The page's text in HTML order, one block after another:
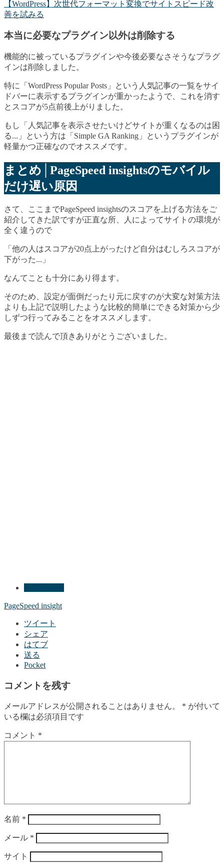
【WordPress】次世代フォーマット変換でサイトスピード改
善を試みる
本当に必要なプラグイン以外は削除する
機能的に被っているプラグインや今後必要なさそうなプラグ
インは削除しました。
特に「WordPress Popular Posts」という人気記事の一覧をサイ
ドバーに表示するプラグインが重かったようで、これを消す
とスコアが5点前後上がりました。
もし「人気記事を表示させたいけどサイトが重くなるのは困
る...」という方は「Simple GA Ranking」というプラグインが
軽量かつ正確なのでオススメです。
まとめ│PageSpeed insightsのモバイル
だけ遅い原因
さて、ここまでPageSpeed insightsのスコアを上げる方法をご
紹介してきた訳ですが正直な所、人によってサイトの環境が
全く違うので
「他の人はスコアが20点上がったけど自分はむしろスコアが
下がった...」
なんてことも十分にあり得ます。
そのため、設定が面倒だったり元に戻すのが大変な対策方法
よりも上記で説明したような比較的簡単にできる対策から少
しずつ行ってみることをオススメします。
最後まで読んで頂きありがとうございました。
PageSpeed insight
ツイート
シェア
はてブ
送る
Pocket
コメントを残す
メールアドレスが公開されることはありません。 * が付いて
いる欄は必須項目です
コメント *
名前 *
メール *
サイト